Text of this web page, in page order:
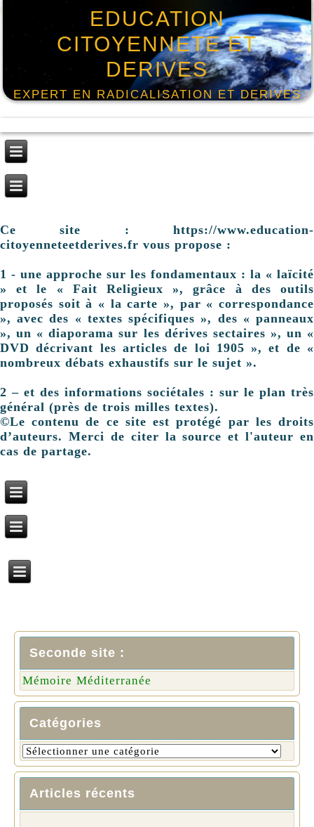
EDUCATION
CITOYENNETE ET
DERIVES
EXPERT EN RADICALISATION ET DERIVES
Ce site : https://www.education-
citoyenneteetderives.fr vous propose :
1 - une approche sur les fondamentaux : la « laïcité
» et le « Fait Religieux », grâce à des outils
proposés soit à « la carte », par « correspondance
», avec des « textes spécifiques », des « panneaux
», un « diaporama sur les dérives sectaires », un «
DVD décrivant les articles de loi 1905 », et de «
nombreux débats exhaustifs sur le sujet ».
2 – et des informations sociétales : sur le plan très
général (près de trois milles textes).
©Le contenu de ce site est protégé par les droits
d’auteurs. Merci de citer la source et l'auteur en
cas de partage.
Seconde site :
Mémoire Méditerranée
Catégories
Articles récents